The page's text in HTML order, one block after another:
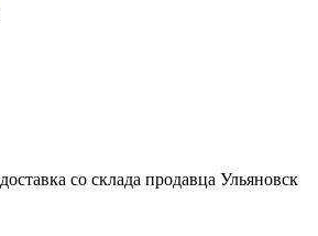
доставка со склада продавца Ульяновск